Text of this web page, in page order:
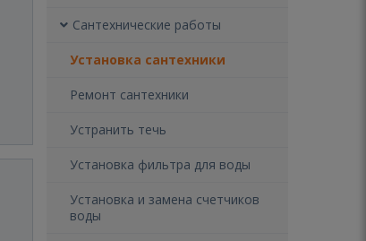
Сантехнические работы
Установка сантехники
Ремонт сантехники
Устранить течь
Установка фильтра для воды
Установка и замена счетчиков
воды